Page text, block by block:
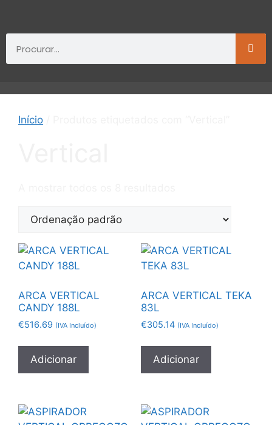
Início
ARCA VERTICAL
CANDY 188L
€516.69 (IVA Incluído)
Adicionar
ARCA VERTICAL TEKA
83L
€305.14 (IVA Incluído)
Adicionar